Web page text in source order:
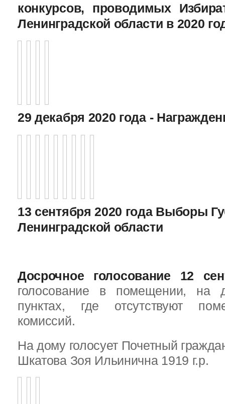
конкурсов, проводимых
Ленинградской области в 2020
29 декабря 2020 года -
13 сентября 2020 года Выборы
Ленинградской области
Досрочное голосование 12
голосование в помещении, на
пунктах, где отсутствуют
комиссий.
На дому голосует Почетный
Шкатова Зоя Ильинична 1919 г.р.